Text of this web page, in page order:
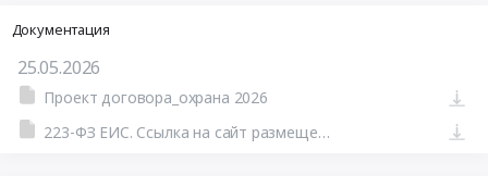
Документация
25.05.2026
Проект договора_охрана 2026
223-ФЗ ЕИС. Ссылка на сайт размещения тендера #110400446176.doc